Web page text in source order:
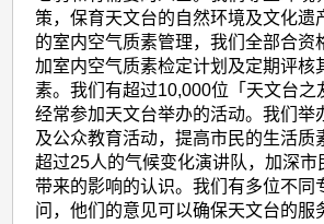
策，保育天文台的自然环境及文化遗
的室内空气质素管理，我们全部合资
加室内空气质素检定计划及定期评核
素。我们有超过10,000位「天文台之
经常参加天文台举办的活动。我们举
及公众教育活动，提高市民的生活质
超过25人的气候变化演讲队，加深市
带来的影响的认识。我们有多位不同
问，他们的意见可以确保天文台的服